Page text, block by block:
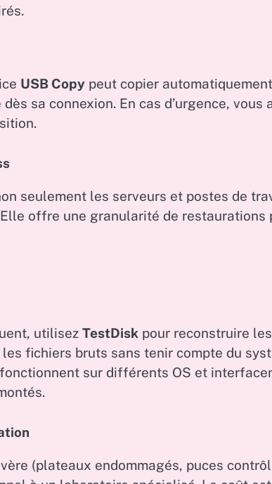
USB Copy peut copier
sa connexion. En cas d’urgence, vous
seulement les serveurs et postes de
offre une granularité de restaurations
utilisez TestDisk pour reconstruire
fichiers bruts sans tenir compte du
sur différents OS et
(plateaux endommagés, puces